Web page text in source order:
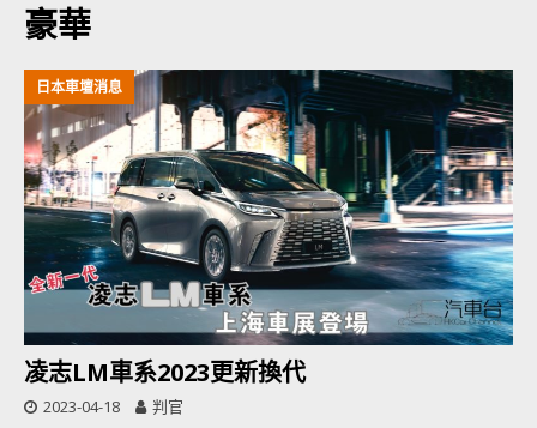
豪華
日本車壇消息
凌志LM車系2023更新換代
2023-04-18 判官